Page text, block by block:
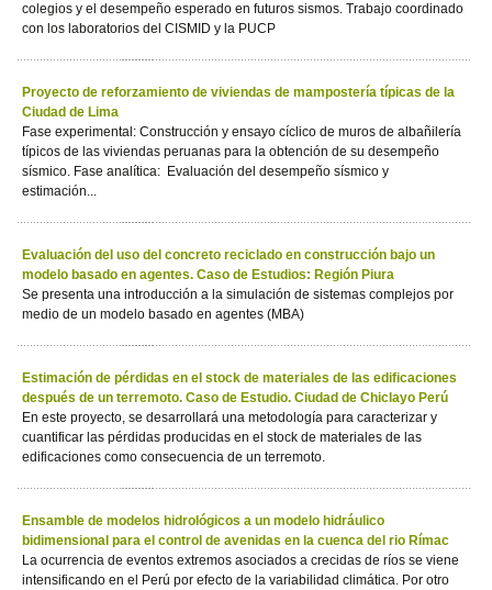
colegios y el desempeño esperado en futuros sismos. Trabajo coordinado
con los laboratorios del CISMID y la PUCP
Proyecto de reforzamiento de viviendas de mampostería típicas de la
Ciudad de Lima
Fase experimental: Construcción y ensayo cíclico de muros de albañilería
típicos de las viviendas peruanas para la obtención de su desempeño
sísmico. Fase analítica: Evaluación del desempeño sísmico y
estimación...
Evaluación del uso del concreto reciclado en construcción bajo un
modelo basado en agentes. Caso de Estudios: Región Piura
Se presenta una introducción a la simulación de sistemas complejos por
medio de un modelo basado en agentes (MBA)
Estimación de pérdidas en el stock de materiales de las edificaciones
después de un terremoto. Caso de Estudio. Ciudad de Chiclayo Perú
En este proyecto, se desarrollará una metodología para caracterizar y
cuantificar las pérdidas producidas en el stock de materiales de las
edificaciones como consecuencia de un terremoto.
Ensamble de modelos hidrológicos a un modelo hidráulico
bidimensional para el control de avenidas en la cuenca del rio Rímac
La ocurrencia de eventos extremos asociados a crecidas de ríos se viene
intensificando en el Perú por efecto de la variabilidad climática. Por otro